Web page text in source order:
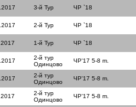
3-й Тур ЧР `18
2-й Тур ЧР `18
1-й Тур ЧР `18
2-й тур
Одинцово
ЧР'17 5-8 m.
2-й тур
Одинцово
ЧР'17 5-8 m.
2-й тур
Одинцово
ЧР'17 5-8 m.